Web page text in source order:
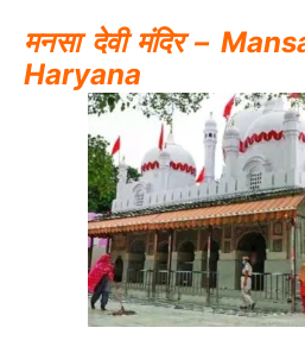
मनसा देवी मंदिर –
Haryana